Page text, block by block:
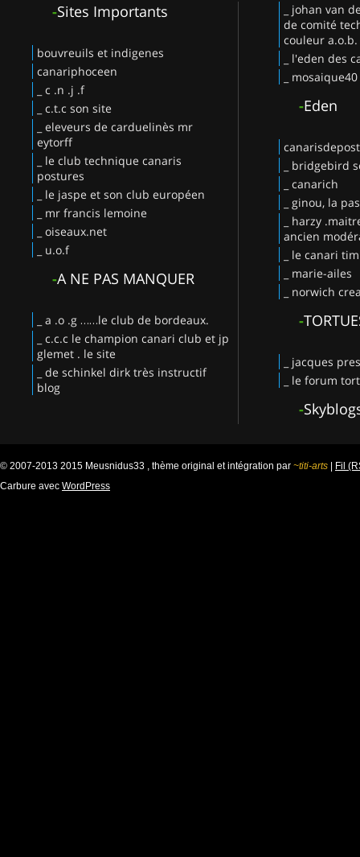
-Sites Importants
bouvreuils et indigenes
canariphoceen
_ c .n .j .f
_ c.t.c son site
_ eleveurs de carduelinès mr
eytorff
_ le club technique canaris
postures
_ le jaspe et son club européen
_ mr francis lemoine
_ oiseaux.net
_ u.o.f
-A NE PAS MANQUER
_ a .o .g ……le club de bordeaux.
_ c.c.c le champion canari club et jp
glemet . le site
_ de schinkel dirk très instructif
blog
_ johan van
de comité
couleur a.o.b.
_ l'eden des
_ mosaique40
-Eden
_ bridgebird
_ canarich
_ ginou, la
_ harzy
ancien
_ le canari
_ marie-ailes
_ norwich
-
_ jacques
_ le forum
-
© 2007-2013 2015 Meusnidus33 , thème original et intégration par ~titi-arts | Fil
Carbure avec WordPress